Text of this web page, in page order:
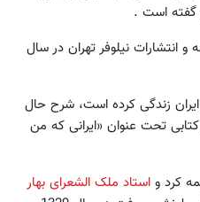
است .
و انتشارات نیلوفر تهران در سال
زندگی کرده است، شرح حال
کتابی تحت عنوان «ایرانی که من
کرد و استاد ملک الشعرای بهار